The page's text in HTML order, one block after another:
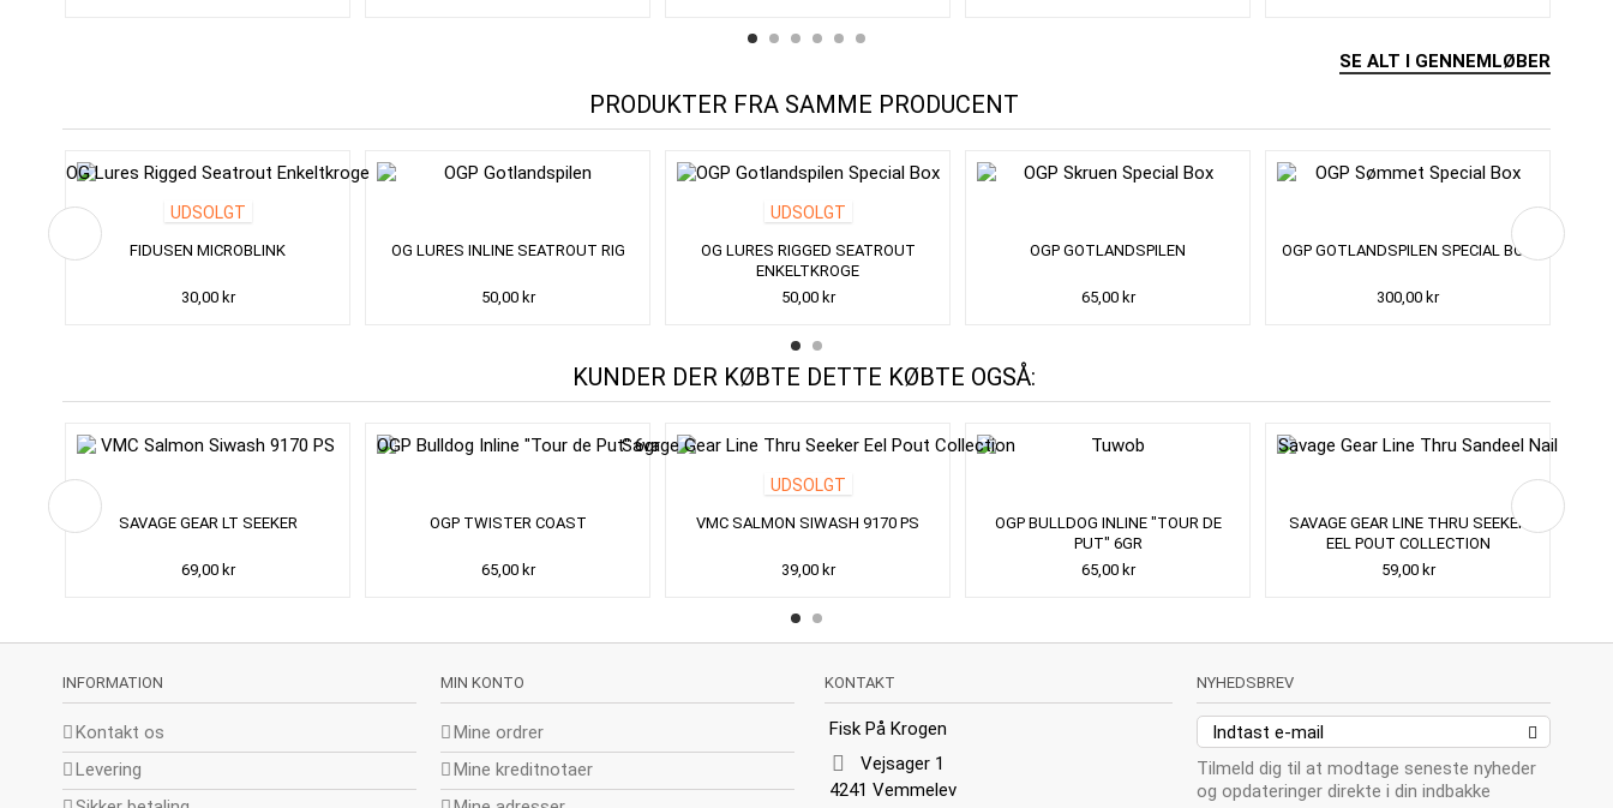
SE ALT I GENNEMLØBER
PRODUKTER FRA SAMME PRODUCENT
UDSOLGT
FIDUSEN MICROBLINK
30,00 kr
OG LURES INLINE SEATROUT RIG
50,00 kr
UDSOLGT
OG LURES RIGGED SEATROUT
ENKELTKROGE
50,00 kr
OGP GOTLANDSPILEN
65,00 kr
OGP GOTLANDSPILEN SPECIAL BOX
300,00 kr
KUNDER DER KØBTE DETTE KØBTE OGSÅ:
SAVAGE GEAR LT SEEKER
69,00 kr
OGP TWISTER COAST
65,00 kr
UDSOLGT
VMC SALMON SIWASH 9170 PS
39,00 kr
OGP BULLDOG INLINE "TOUR DE
PUT" 6GR
65,00 kr
SAVAGE GEAR LINE THRU SEEKER
EEL POUT COLLECTION
59,00 kr
INFORMATION
Kontakt os
Levering
MIN KONTO
Mine ordrer
Mine kreditnotaer
KONTAKT
Fisk På Krogen
Vejsager 1
4241 Vemmelev
NYHEDSBREV
Tilmeld dig til at modtage seneste nyheder
og opdateringer direkte i din indbakke